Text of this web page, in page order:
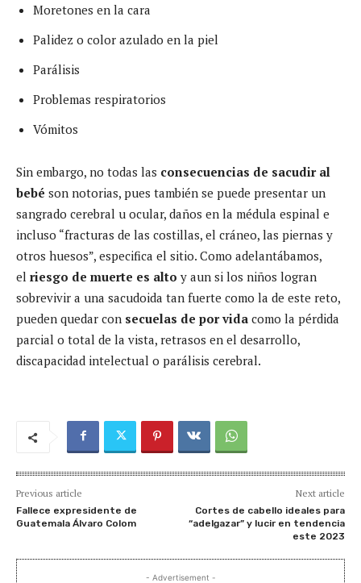
Moretones en la cara
Palidez o color azulado en la piel
Parálisis
Problemas respiratorios
Vómitos
Sin embargo, no todas las consecuencias de sacudir al
bebé son notorias, pues también se puede presentar un
sangrado cerebral u ocular, daños en la médula espinal e
incluso “fracturas de las costillas, el cráneo, las piernas y
otros huesos”, especifica el sitio. Como adelantábamos,
el riesgo de muerte es alto y aun si los niños logran
sobrevivir a una sacudoida tan fuerte como la de este reto,
pueden quedar con secuelas de por vida como la pérdida
parcial o total de la vista, retrasos en el desarrollo,
discapacidad intelectual o parálisis cerebral.
Previous article
Fallece expresidente de
Guatemala Álvaro Colom
Next article
Cortes de cabello ideales para
“adelgazar” y lucir en tendencia
este 2023
- Advertisement -